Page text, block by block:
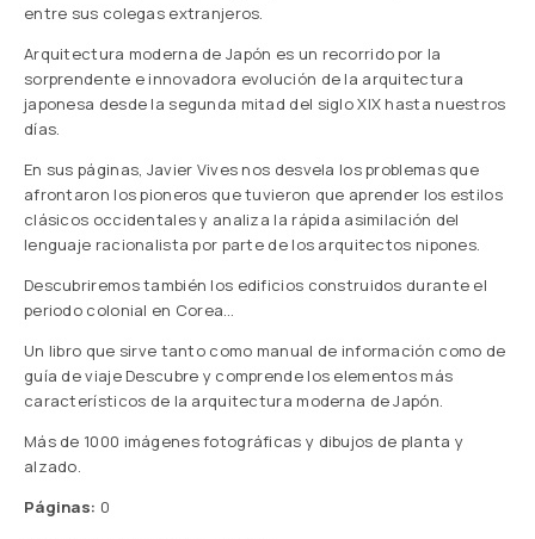
entre sus colegas extranjeros.
Arquitectura moderna de Japón es un recorrido por la
sorprendente e innovadora evolución de la arquitectura
japonesa desde la segunda mitad del siglo XIX hasta nuestros
días.
En sus páginas, Javier Vives nos desvela los problemas que
afrontaron los pioneros que tuvieron que aprender los estilos
clásicos occidentales y analiza la rápida asimilación del
lenguaje racionalista por parte de los arquitectos nipones.
Descubriremos también los edificios construidos durante el
periodo colonial en Corea…
Un libro que sirve tanto como manual de información como de
guía de viaje Descubre y comprende los elementos más
característicos de la arquitectura moderna de Japón.
Más de 1000 imágenes fotográficas y dibujos de planta y
alzado.
Páginas: 0